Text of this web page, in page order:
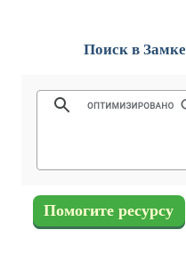
Поиск в Замке
Помогите ресурсу